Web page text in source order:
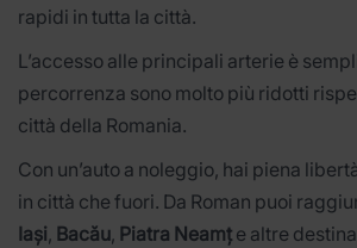
rapidi in tutta la città.
L’accesso alle principali arterie è
percorrenza sono molto più ridotti
città della Romania.
Con un’auto a noleggio, hai piena
in città che fuori. Da Roman puoi
Iași, Bacău, Piatra Neamț e altre